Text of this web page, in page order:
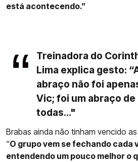
está acontecendo.”
Treinadora do
Lima explica gesto:
abraço não foi
Vic; foi um abraço
todas..."
Brabas ainda não tinham vencido
“O grupo vem se fechando cada
entendendo um pouco melhor o